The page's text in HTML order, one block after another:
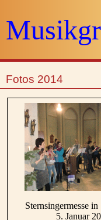
Fotos 2014
Sternsingermesse
5. Januar